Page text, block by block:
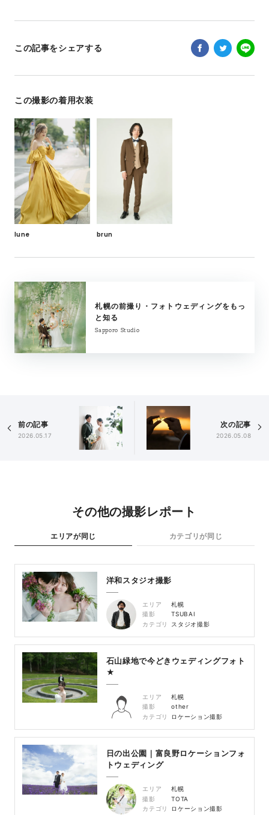
この記事をシェアする
この撮影の着用衣装
lune brun
札幌の前撮り・フォトウェディングをもっ
と知る
Sapporo Studio
前の記事
2026.05.17
次の記事
2026.05.08
その他の撮影レポート
エリアが同じ カテゴリが同じ
洋和スタジオ撮影
エリア
札幌
撮影
TSUBAI
カテゴリ
スタジオ撮影
石山緑地で今どきウェディングフォト
★
エリア
札幌
撮影
other
カテゴリ
ロケーション撮影
日の出公園｜富良野ロケーションフォ
トウェディング
エリア
札幌
撮影
TOTA
カテゴリ
ロケーション撮影